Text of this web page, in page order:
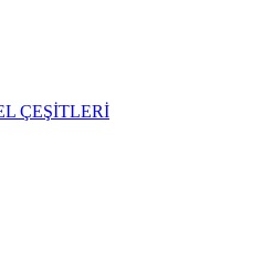
ÇEŞİTLERİ